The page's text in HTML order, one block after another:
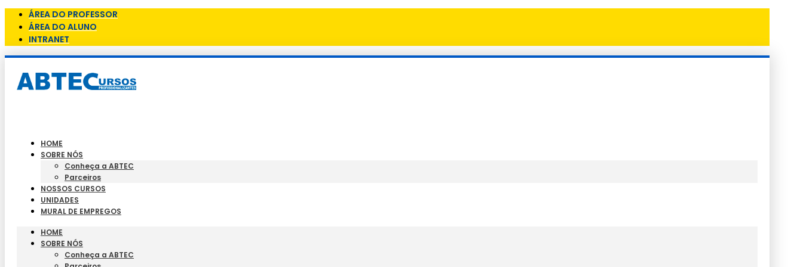
ÁREA DO PROFESSOR
ÁREA DO ALUNO
INTRANET
HOME
SOBRE NÓS
Conheça a ABTEC
Parceiros
NOSSOS CURSOS
UNIDADES
MURAL DE EMPREGOS
HOME
SOBRE NÓS
Conheça a ABTEC